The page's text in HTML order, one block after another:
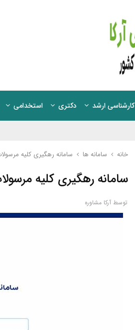
کارشناسی ارشد دکتری استخدامی
خانه سامانه ها سامانه رهگیری کلیه
سامانه رهگیری کلیه
توسط آرکا مشاوره